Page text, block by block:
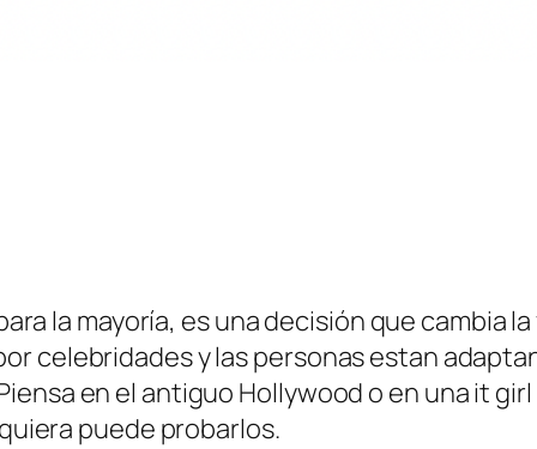
la mayoría, es una decisión que cambia
celebridades y las personas estan
en el antiguo Hollywood o en una it
puede probarlos.